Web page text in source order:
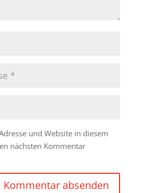
und Website in diesem
nächsten Kommentar